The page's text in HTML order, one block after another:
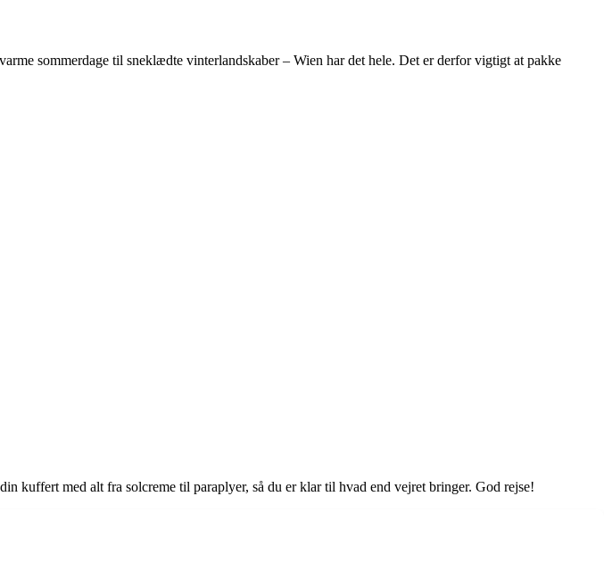
sommerdage til sneklædte vinterlandskaber – Wien har det hele. Det er derfor vigtigt at pakke
kuffert med alt fra solcreme til paraplyer, så du er klar til hvad end vejret bringer. God rejse!